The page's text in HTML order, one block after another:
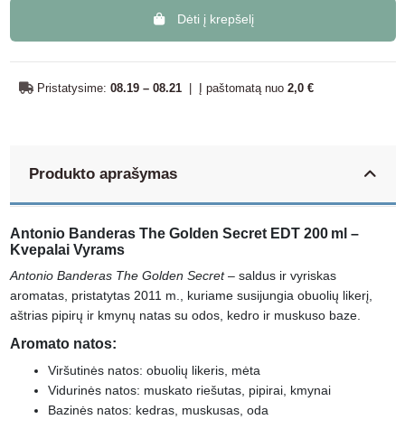
Dėti į krepšelį
Pristatysime: 08.19 – 08.21 Į paštomatą nuo 2,0 €
Produkto aprašymas
Antonio Banderas The Golden Secret EDT 200 ml –
Kvepalai Vyrams
Antonio Banderas The Golden Secret– saldus ir vyriskas
aromatas, pristatytas 2011 m., kuriame susijungia obuolių likerį,
aštrias pipirų ir kmynų natas su odos, kedro ir muskuso baze.
Aromato natos:
Viršutinės natos: obuolių likeris, mėta
Vidurinės natos: muskato riešutas, pipirai, kmynai
Bazinės natos: kedras, muskusas, oda